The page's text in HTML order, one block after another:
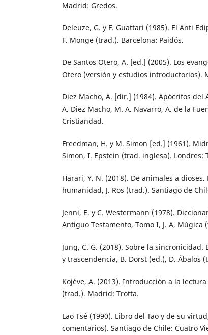
Madrid: Gredos.
Deleuze, G. y F. Guattari (1985). El Anti
F. Monge (trad.). Barcelona: Paidós.
De Santos Otero, A. [ed.] (2005). Los
Otero (versión y estudios introductorios).
Diez Macho, A. [dir.] (1984). Apócrifos del
A. Diez Macho, M. A. Navarro, A. de la
Cristiandad.
Freedman, H. y M. Simon [ed.] (1961).
Simon, I. Epstein (trad. inglesa). Londres:
Harari, Y. N. (2018). De animales a
humanidad, J. Ros (trad.). Santiago de
Jenni, E. y C. Westermann (1978).
Antiguo Testamento, Tomo I, J. A,
Jung, C. G. (2018). Sobre la
y trascendencia, B. Dorst (ed.), D. Ábalos
Kojève, A. (2013). Introducción a la
(trad.). Madrid: Trotta.
Lao Tsé (1990). Libro del Tao y de su
comentarios). Santiago de Chile: Cuatro